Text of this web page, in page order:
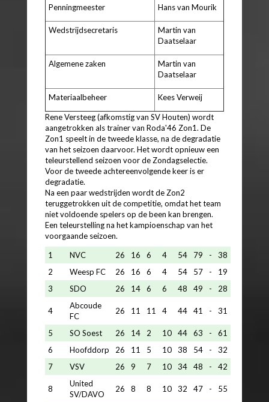
Penningmeester Hans van Mourik
Wedstrijdsecretaris
Martin van
Daatselaar
Algemene zaken
Martin van
Daatselaar
Materiaalbeheer Kees Verweij
Rene Versteeg (afkomstig van SV Houten) wordt
aangetrokken als trainer van Roda'46 Zon1. De
Zon1 speelt in de tweede klasse, na de degradatie
van het seizoen daarvoor. Het wordt opnieuw een
teleurstellend seizoen voor de Zondagselectie.
Voor de tweede achtereenvolgende keer is er
degradatie.
Na een paar wedstrijden wordt de Zon2
teruggetrokken uit de competitie, omdat het team
niet voldoende spelers op de been kan brengen.
Een teleurstelling na het kampioenschap van het
voorgaande seizoen.
1
NVC 26 16 6 4 54 79 -
38
2
Weesp FC 26 16 6 4 54 57 -
19
3
SDO 26 14 6 6 48 49 - 28
4
Abcoude
FC
26 11 11 4 44 41 - 31
5 SO Soest 26 14 2 10 44 63 -
61
6
Hoofddorp 26 11 5 10 38 54 -
32
7
VSV 26 9 7 10 34 48 - 42
8
United
SV/DAVO
26 8 8 10 32 47 - 55